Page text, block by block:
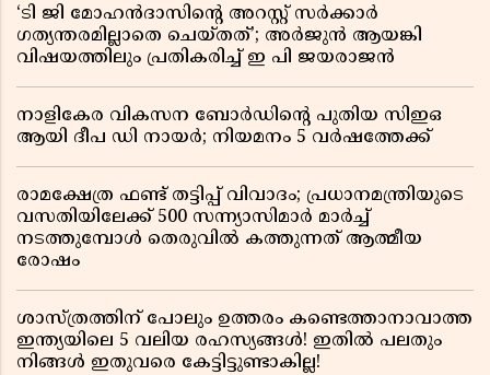
‘ടി ജി മോഹൻദാസിൻ്റെ അറസ്റ്റ് സർക്കാർ
ഗത്യന്തരമില്ലാതെ ചെയ്തത്’; അർജുൻ ആയങ്കി
വിഷയത്തിലും പ്രതികരിച്ച് ഇ പി ജയരാജൻ
നാളികേര വികസന ബോർഡിൻ്റെ പുതിയ സിഇഒ
ആയി ദീപ ഡി നായർ; നിയമനം 5 വർഷത്തേക്ക് ​​​​​​​
രാമക്ഷേത്ര ഫണ്ട് തട്ടിപ്പ് വിവാദം; പ്രധാനമന്ത്രിയുടെ
വസതിയിലേക്ക് 500 സന്ന്യാസിമാർ മാർച്ച്
നടത്തുമ്പോൾ തെരുവിൽ കത്തുന്നത് ആത്മീയ
രോഷം
ശാസ്ത്രത്തിന് പോലും ഉത്തരം കണ്ടെത്താനാവാത്ത
ഇന്ത്യയിലെ 5 വലിയ രഹസ്യങ്ങൾ! ഇതിൽ പലതും
നിങ്ങൾ ഇതുവരെ കേട്ടിട്ടുണ്ടാകില്ല!